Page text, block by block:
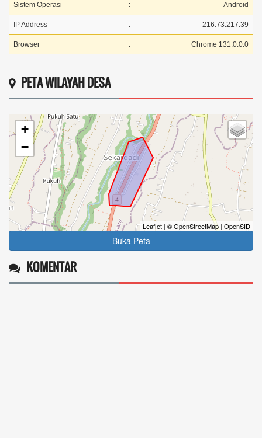
Sistem Operasi : Android
IP Address : 216.73.217.39
Browser : Chrome 131.0.0.0
PETA WILAYAH DESA
+
−
Leaflet | © OpenStreetMap | OpenSID
Buka Peta
KOMENTAR